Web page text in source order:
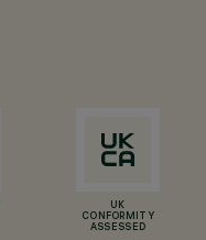
UK
CONFORMITY
ASSESSED